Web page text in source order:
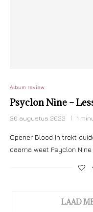
Album review
Psyclon Nine –
30 augustus 2022 1
Opener Blood In trekt
daarna weet Psyclon Nine
LAAD